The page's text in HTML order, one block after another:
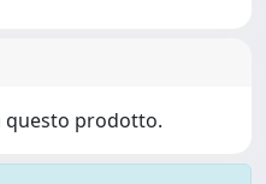
questo prodotto.